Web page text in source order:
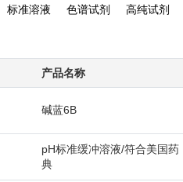
标准溶液 色谱试剂 高纯试剂
产品名称
碱蓝6B
pH标准缓冲溶液/符合美国药
典